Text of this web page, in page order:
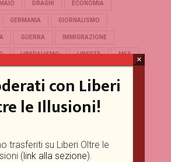
DRAGHI ECONOMIA
GERMANIA GIORNALISMO
GUERRA IMMIGRAZIONE
LIBERALISMO LIBERTÀ M5S
RENZI REPUBBLICA
SCUOLA STORIA
con Liberi
le Illusioni!
trasferiti su Liberi Oltre le
(link alla sezione).
×